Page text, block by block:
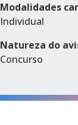
Modalidades
Individual
Natureza do
Concurso